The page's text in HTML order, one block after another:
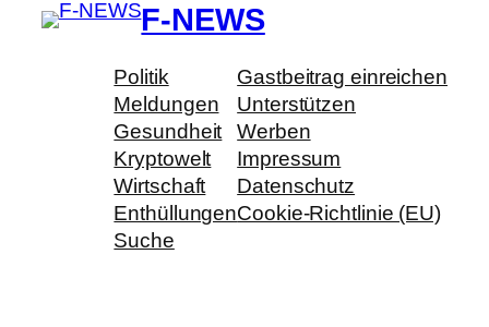
F-NEWS
Politik
Meldungen
Gesundheit
Kryptowelt
Wirtschaft
Enthüllungen
Suche
Gastbeitrag einreichen
Unterstützen
Werben
Impressum
Datenschutz
Cookie-Richtlinie (EU)